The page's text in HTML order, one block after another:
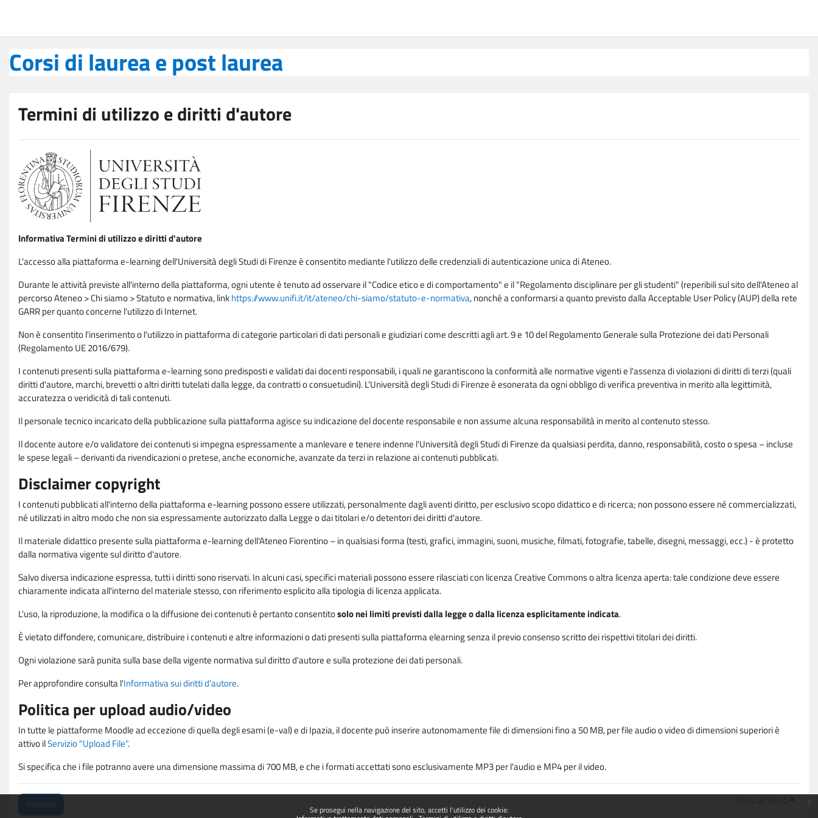
Se prosegui nella navigazione del sito, accetti l'utilizzo dei cookie:
Corsi di laurea e post laurea
Termini di utilizzo e diritti d'autore
Informativa Termini di utilizzo e diritti d'autore
L'accesso alla piattaforma e-learning dell'Università degli Studi di Firenze è consentito mediante l'utilizzo delle credenziali di autenticazione unica di Ateneo.
Durante le attività previste all'interno della piattaforma, ogni utente è tenuto ad osservare il "Codice etico e di comportamento" e il "Regolamento disciplinare per gli studenti" (reperibili sul sito dell'Ateneo al
percorso Ateneo > Chi siamo > Statuto e normativa, linkhttps://www.unifi.it/it/ateneo/chi-siamo/statuto-e-normativa, nonché a conformarsi a quanto previsto dalla Acceptable User Policy (AUP) della rete
GARR per quanto concerne l'utilizzo di Internet.
Non è consentito l'inserimento o l'utilizzo in piattaforma di categorie particolari di dati personali e giudiziari come descritti agli art. 9 e 10 del Regolamento Generale sulla Protezione dei dati Personali
(Regolamento UE 2016/679).
I contenuti presenti sulla piattaforma e-learning sono predisposti e validati dai docenti responsabili, i quali ne garantiscono la conformità alle normative vigenti e l'assenza di violazioni di diritti di terzi (quali
diritti d'autore, marchi, brevetti o altri diritti tutelati dalla legge, da contratti o consuetudini). L'Università degli Studi di Firenze è esonerata da ogni obbligo di verifica preventiva in merito alla legittimità,
accuratezza o veridicità di tali contenuti.
Il personale tecnico incaricato della pubblicazione sulla piattaforma agisce su indicazione del docente responsabile e non assume alcuna responsabilità in merito al contenuto stesso.
Il docente autore e/o validatore dei contenuti si impegna espressamente a manlevare e tenere indenne l'Università degli Studi di Firenze da qualsiasi perdita, danno, responsabilità, costo o spesa – incluse
le spese legali – derivanti da rivendicazioni o pretese, anche economiche, avanzate da terzi in relazione ai contenuti pubblicati.
Disclaimer copyright
I contenuti pubblicati all'interno della piattaforma e-learning possono essere utilizzati, personalmente dagli aventi diritto, per esclusivo scopo didattico e di ricerca; non possono essere né commercializzati,
né utilizzati in altro modo che non sia espressamente autorizzato dalla Legge o dai titolari e/o detentori dei diritti d'autore.
Il materiale didattico presente sulla piattaforma e-learning dell'Ateneo Fiorentino – in qualsiasi forma (testi, grafici, immagini, suoni, musiche, filmati, fotografie, tabelle, disegni, messaggi, ecc.) - è protetto
dalla normativa vigente sul diritto d'autore.
Salvo diversa indicazione espressa, tutti i diritti sono riservati. In alcuni casi, specifici materiali possono essere rilasciati con licenza Creative Commons o altra licenza aperta: tale condizione deve essere
chiaramente indicata all'interno del materiale stesso, con riferimento esplicito alla tipologia di licenza applicata.
L'uso, la riproduzione, la modifica o la diffusione dei contenuti è pertanto consentitosolo nei limiti previsti dalla legge o dalla licenza esplicitamente indicata.
È vietato diffondere, comunicare, distribuire i contenuti e altre informazioni o dati presenti sulla piattaforma elearning senza il previo consenso scritto dei rispettivi titolari dei diritti.
Ogni violazione sarà punita sulla base della vigente normativa sul diritto d'autore e sulla protezione dei dati personali.
Per approfondire consulta l'Informativa sui diritti d'autore.
Politica per upload audio/video
In tutte le piattaforme Moodle ad eccezione di quella degli esami (e-val) e di Ipazia, il docente può inserire autonomamente file di dimensioni fino a 50 MB, per file audio o video di dimensioni superiori è
attivo ilServizio "Upload File".
Si specifica che i file potranno avere una dimensione massima di 700 MB, e che i formati accettati sono esclusivamente MP3 per l'audio e MP4 per il video.
Indietro Torna all'inizio